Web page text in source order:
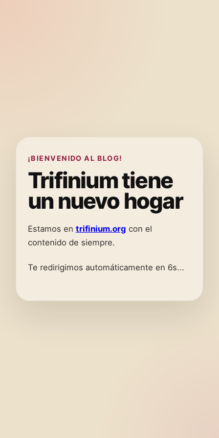
¡BIENVENIDO AL BLOG!
Trifinium tiene
un nuevo hogar
Estamos en trifinium.org con el
contenido de siempre.
Te redirigimos automáticamente en 6s...